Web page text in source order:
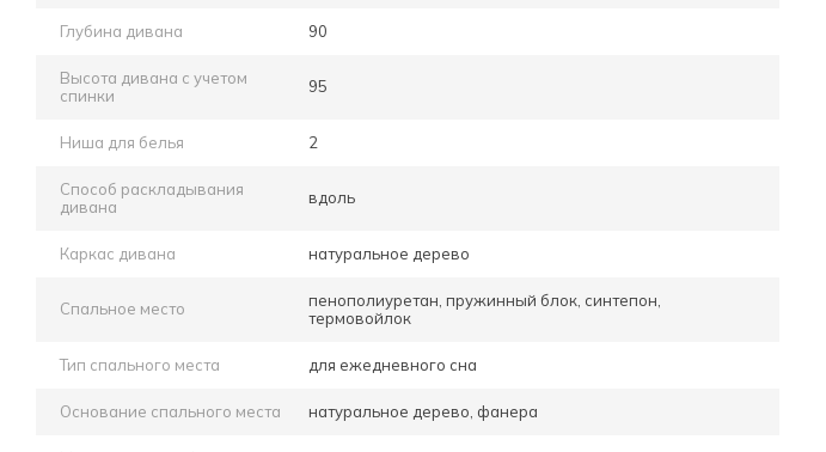
Глубина дивана 90
Высота дивана с учетом
спинки
95
Ниша для белья 2
Способ раскладывания
дивана
вдоль
Каркас дивана натуральное дерево
Спальное место
пенополиуретан, пружинный блок, синтепон,
термовойлок
Тип спального места для ежедневного сна
Основание спального места натуральное дерево, фанера